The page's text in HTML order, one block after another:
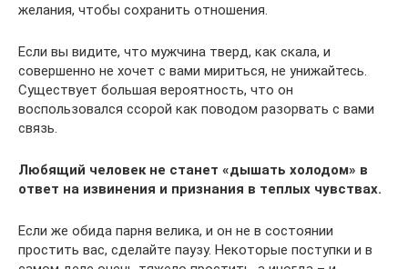
желания, чтобы сохранить отношения.
Если вы видите, что мужчина тверд, как скала, и
совершенно не хочет с вами мириться, не унижайтесь.
Существует большая вероятность, что он
воспользовался ссорой как поводом разорвать с вами
связь.
Любящий человек не станет «дышать холодом» в
ответ на извинения и признания в теплых чувствах.
Если же обида парня велика, и он не в состоянии
простить вас, сделайте паузу. Некоторые поступки и в